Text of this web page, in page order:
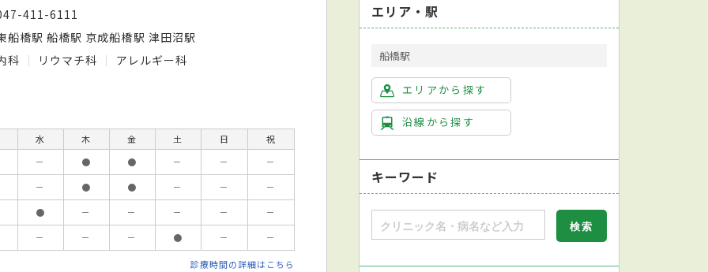
411-6111
船橋駅 船橋駅 京成船橋駅 津田沼駅
科
リウマチ科 アレルギー科
水 木 金 土 日
祝
－
● ● － －
－
－
● ● － －
－
●
－ － － －
－
－
－ － ● － －
診療時間の詳細はこちら
エリア・駅
船橋駅
エリアから探す
沿線から探す
キーワード